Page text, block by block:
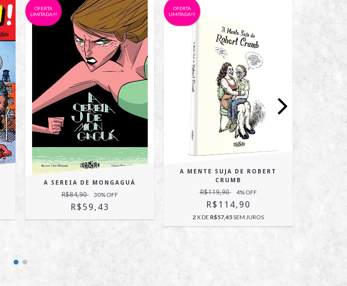
OFERTA
LIMITADA!!!
A SEREIA DE MONGAGUÁ
R$84,90 30% OFF
R$59,43
OFERTA
LIMITADA!!!
A MENTE SUJA DE ROBERT
CRUMB
R$119,90 4% OFF
R$114,90
2X DE R$57,45SEM JUROS